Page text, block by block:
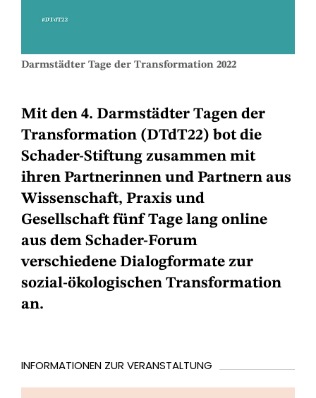
Darmstädter Tage der Transformation 2022
Mit den 4. Darmstädter Tagen der
Transformation (DTdT22) bot die
Schader-Stiftung zusammen mit
ihren Partnerinnen und Partnern aus
Wissenschaft, Praxis und
Gesellschaft fünf Tage lang online
aus dem Schader-Forum
verschiedene Dialogformate zur
sozial-ökologischen Transformation
an.
INFORMATIONEN ZUR VERANSTALTUNG